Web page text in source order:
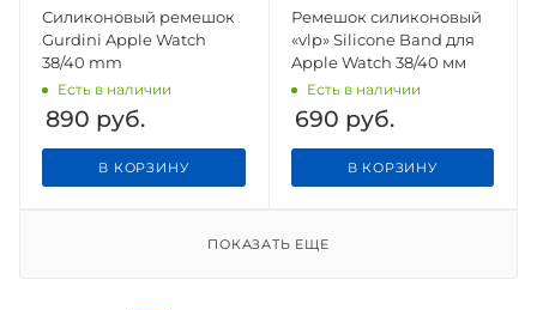
Силиконовый ремешок
Gurdini Apple Watch
38/40 mm
Есть в наличии
890 руб.
В КОРЗИНУ
Ремешок силиконовый
«vlp» Silicone Band для
Apple Watch 38/40 мм
Есть в наличии
690 руб.
В КОРЗИНУ
ПОКАЗАТЬ ЕЩЕ